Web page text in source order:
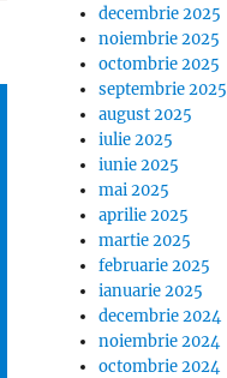
decembrie 2025
noiembrie 2025
octombrie 2025
septembrie 2025
august 2025
iulie 2025
iunie 2025
mai 2025
aprilie 2025
martie 2025
februarie 2025
ianuarie 2025
decembrie 2024
noiembrie 2024
octombrie 2024